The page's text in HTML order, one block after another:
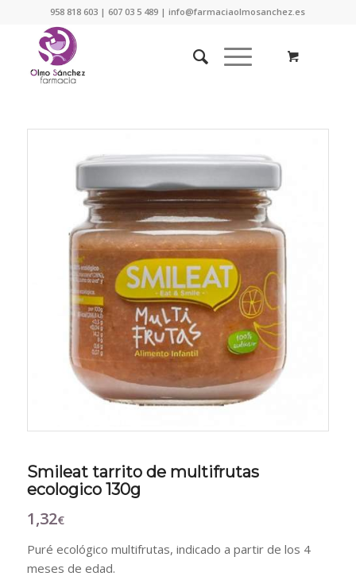
958 818 603 | 607 03 5 489 | info@farmaciaolmosanchez.es
Smileat tarrito de multifrutas
ecologico 130g
1,32€
Puré ecológico multifrutas, indicado a partir de los 4
meses de edad.